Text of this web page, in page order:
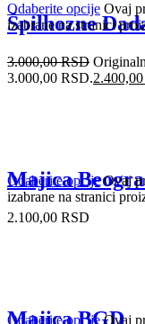
Odaberite opcije Ovaj
izabrane na stranici
Špilhozne
3.000,00RSD
3.000,00 RSD.2.400,00
Odaberite opcije Ovaj
izabrane na stranici
Majica
2.100,00 RSD
Odaberite opcije Ovaj
Majica BGD